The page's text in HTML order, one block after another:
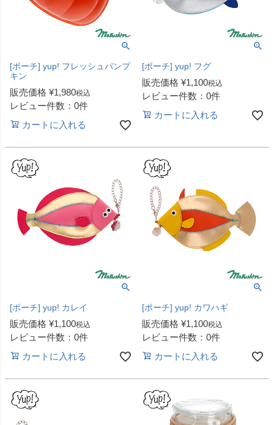
[ポーチ] yup! フレッシュパンプ
キン
販売価格 ¥1,980税込
レビュー件数：0件
カートに入れる
[ポーチ] yup! フグ
販売価格 ¥1,100税込
レビュー件数：0件
カートに入れる
[ポーチ] yup! カレイ
販売価格 ¥1,100税込
レビュー件数：0件
カートに入れる
[ポーチ] yup! カワハギ
販売価格 ¥1,100税込
レビュー件数：0件
カートに入れる